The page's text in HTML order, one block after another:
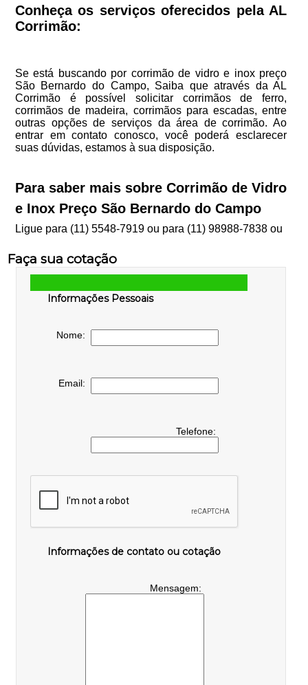
Conheça os serviços oferecidos pela AL
Corrimão:
Se está buscando por corrimão de vidro e inox preço
São Bernardo do Campo, Saiba que através da AL
Corrimão é possível solicitar corrimãos de ferro,
corrimãos de madeira, corrimãos para escadas, entre
outras opções de serviços da área de corrimão. Ao
entrar em contato conosco, você poderá esclarecer
suas dúvidas, estamos à sua disposição.
Para saber mais sobre Corrimão de Vidro
e Inox Preço São Bernardo do Campo
Ligue para (11) 5548-7919ou para (11) 98988-7838ou
Faça sua cotação
Informações Pessoais
Nome:
Email:
Telefone:
Informações de contato ou cotação
Mensagem: